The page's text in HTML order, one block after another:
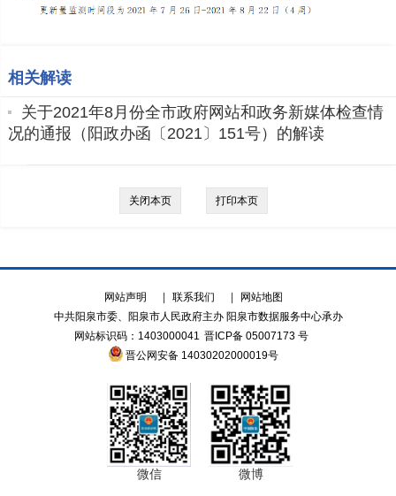
相关解读
关于2021年8月份全市政府网站和政务新媒体检查情
况的通报（阳政办函〔2021〕151号）的解读